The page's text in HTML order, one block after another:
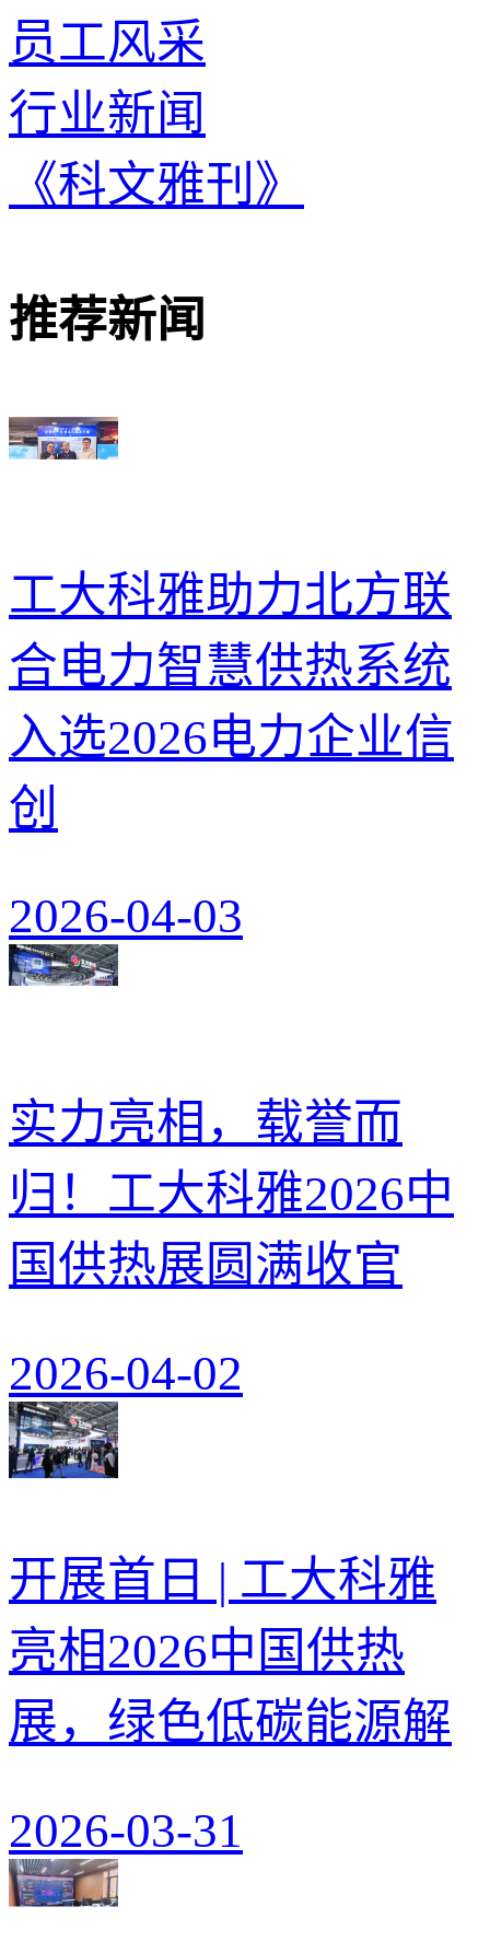
员工风采
行业新闻
《科文雅刊》
推荐新闻
工大科雅助力北方联
合电力智慧供热系统
入选2026电力企业信
创
2026-04-03
实力亮相，载誉而
归！工大科雅2026中
国供热展圆满收官
2026-04-02
开展首日 | 工大科雅
亮相2026中国供热
展，绿色低碳能源解
2026-03-31